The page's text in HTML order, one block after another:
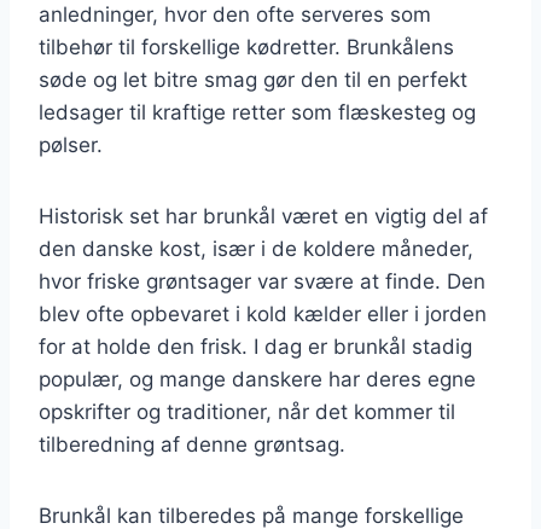
anledninger, hvor den ofte serveres som
tilbehør til forskellige kødretter. Brunkålens
søde og let bitre smag gør den til en perfekt
ledsager til kraftige retter som flæskesteg og
pølser.
Historisk set har brunkål været en vigtig del af
den danske kost, især i de koldere måneder,
hvor friske grøntsager var svære at finde. Den
blev ofte opbevaret i kold kælder eller i jorden
for at holde den frisk. I dag er brunkål stadig
populær, og mange danskere har deres egne
opskrifter og traditioner, når det kommer til
tilberedning af denne grøntsag.
Brunkål kan tilberedes på mange forskellige